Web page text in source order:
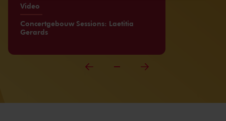
Video
Concertgebouw Sessions: Laetitia
Gerards